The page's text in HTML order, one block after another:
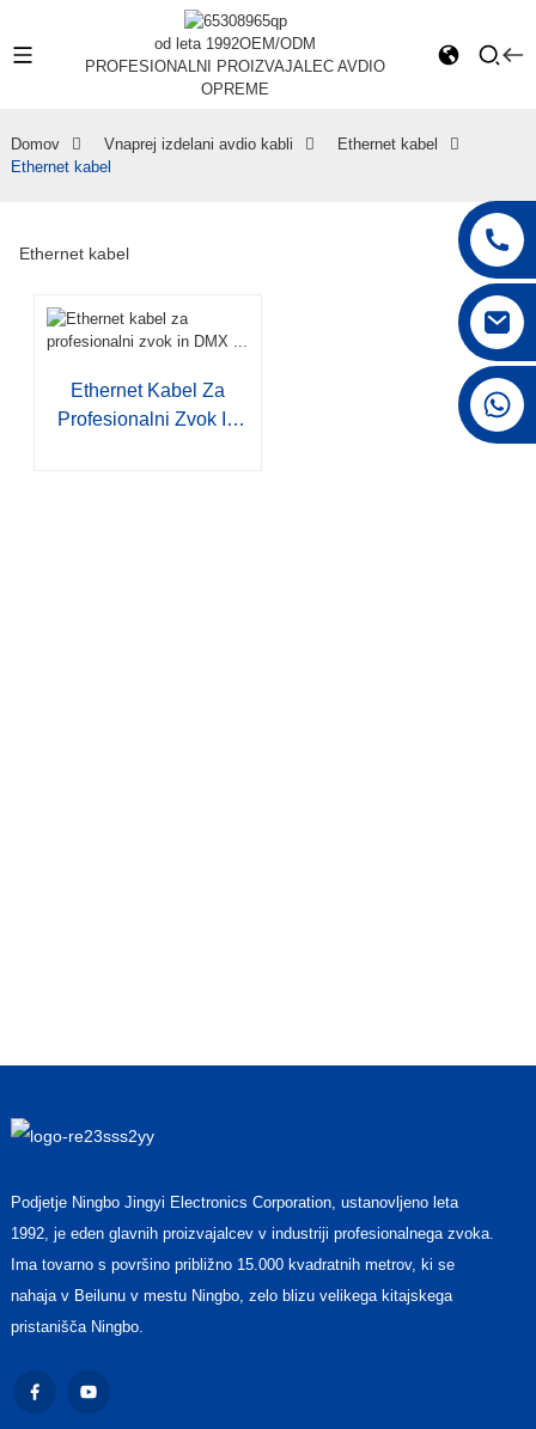
od leta 1992OEM/ODM
PROFESIONALNI PROIZVAJALEC AVDIO
OPREME
Domov Vnaprej izdelani avdio kabli
Ethernet kabel
Ethernet kabel
Ethernet kabel
Ethernet Kabel Za
Profesionalni Zvok In
Podjetje Ningbo Jingyi Electronics Corporation, ustanovljeno leta
1992, je eden glavnih proizvajalcev v industriji profesionalnega zvoka.
Ima tovarno s površino približno 15.000 kvadratnih metrov, ki se
nahaja v Beilunu v mestu Ningbo, zelo blizu velikega kitajskega
pristanišča Ningbo.